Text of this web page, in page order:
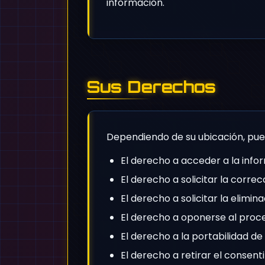
información.
Sus Derechos
Dependiendo de su ubicación,
El derecho a acceder a la
El derecho a solicitar la
El derecho a solicitar la
El derecho a oponerse al
El derecho a la portabilidad
El derecho a retirar el